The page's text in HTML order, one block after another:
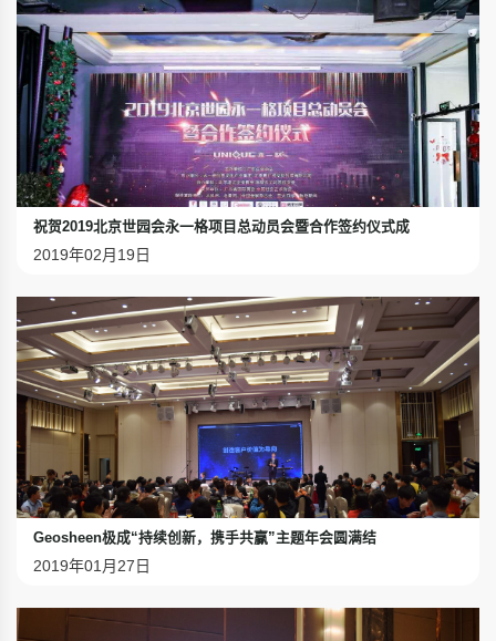
祝贺2019北京世园会永一格项目总动员会暨合作签约仪式成
2019年02月19日
Geosheen极成“持续创新，携手共赢”主题年会圆满结
2019年01月27日